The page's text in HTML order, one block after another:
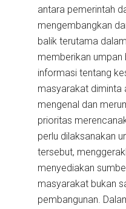
antara pemerintah
mengembangkan
balik terutama
memberikan umpan
informasi tentang
masyarakat diminta
mengenal dan
prioritas
perlu dilaksanakan
tersebut,
menyediakan
masyarakat bukan
pembangunan.